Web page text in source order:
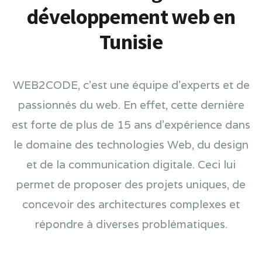
développement web en
Tunisie
WEB2CODE, c’est une équipe d’experts et de
passionnés du web. En effet, cette dernière
est forte de plus de 15 ans d’expérience dans
le domaine des technologies Web, du design
et de la communication digitale. Ceci lui
permet de proposer des projets uniques, de
concevoir des architectures complexes et
répondre à diverses problématiques.